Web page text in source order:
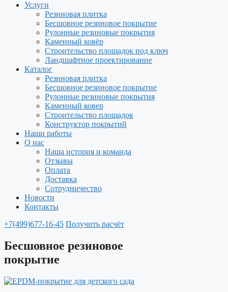
Услуги
Резиновая плитка
Бесшовное резиновое покрытие
Рулонные резиновые покрытия
Каменный ковёр
Строительство площадок под ключ
Ландшафтное проектирование
Каталог
Резиновая плитка
Бесшовное резиновое покрытие
Рулонные резиновые покрытия
Каменный ковер
Строительство площадок
Конструктор покрытий
Наши работы
О нас
Наша история и команда
Отзывы
Оплата
Доставка
Сотрудничество
Новости
Контакты
+7(499)677-16-45 Получить расчёт
Бесшовное резиновое
покрытие